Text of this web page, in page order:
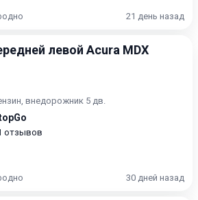
21 день назад
левой Acura MDX
внедорожник 5 дв.
отзывов
30 дней назад